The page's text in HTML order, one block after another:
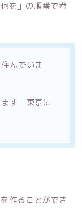
を」の順番で考
んでいま
ます 東京に
作ることができ